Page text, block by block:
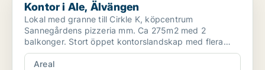
Kontor i Ale, Älvängen
Lokal med granne till Cirkle K, köpcentrum
Sannegårdens pizzeria mm. Ca 275m2 med 2
balkonger. Stort öppet kontorslandskap med flera
mindre separata kontor p...
Areal